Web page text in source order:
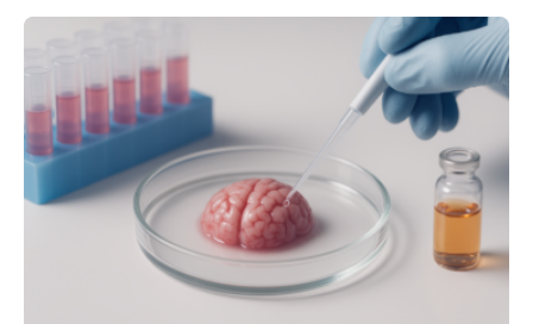
im Journal Circulation, warum der Energietransport bei
der Hypertrophen Kardiomyopathie (HCM) versagen
kann und wie sich durch eine Verringerung der
Herzbelastung und des oxidativen Stresses
Rhythmusstörungen reduzieren lassen. Würzburg. Die
hypertrophe Kardiomyopathie (HCM) ist die häufigste
erblich bedingte Herzerkrankung. Sie führt dazu, dass
sich die linke Herzkammer verdickt, der Herzmuskel zu
stark kontrahiert…